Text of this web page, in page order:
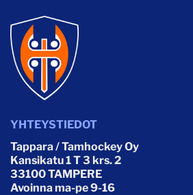
YHTEYSTIEDOT
Tappara / Tamhockey Oy
Kansikatu 1 T 3 krs. 2
33100 TAMPERE
Avoinna ma-pe 9-16